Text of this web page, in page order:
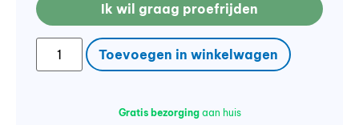
Ik wil graag proefrijden
Toevoegen in winkelwagen
Gratis bezorgingaan huis